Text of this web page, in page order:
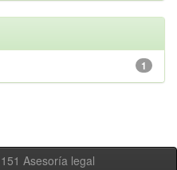
1
151 Asesoría legal